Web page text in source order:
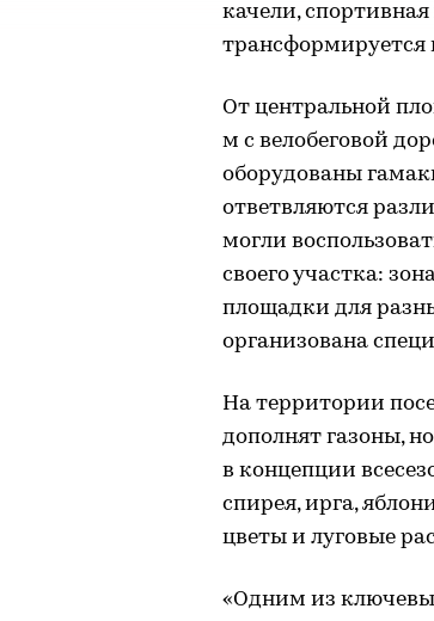
качели,
трансформируется
От центральной
м с велобеговой
оборудованы
ответвляются
могли
своего участка:
площадки для
организована
На территории
дополнят газоны,
в концепции
спирея, ирга,
цветы и луговые
«Одним из